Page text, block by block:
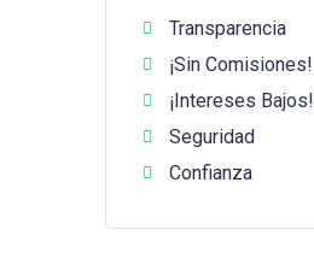
Transparencia
¡Sin Comisiones!
¡Intereses Bajos!
Seguridad
Confianza